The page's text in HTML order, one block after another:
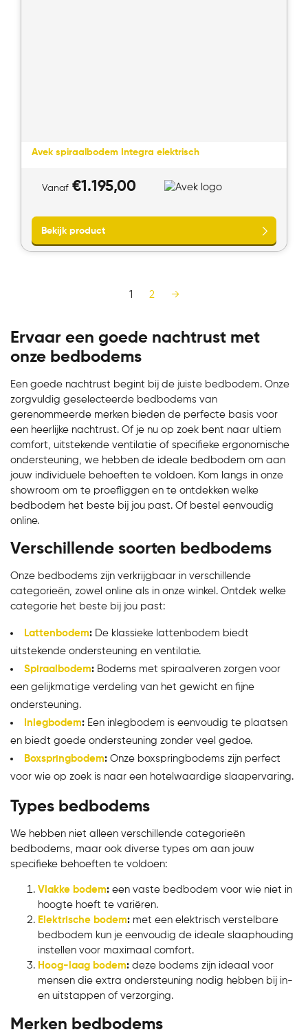
Avek spiraalbodem Integra elektrisch
Vanaf €1.195,00
Bekijk product
1 2 →
Ervaar een goede nachtrust met
onze bedbodems
Een goede nachtrust begint bij de juiste bedbodem. Onze
zorgvuldig geselecteerde bedbodems van
gerenommeerde merken bieden de perfecte basis voor
een heerlijke nachtrust. Of je nu op zoek bent naar ultiem
comfort, uitstekende ventilatie of specifieke ergonomische
ondersteuning, we hebben de ideale bedbodem om aan
jouw individuele behoeften te voldoen. Kom langs in onze
showroom om te proefliggen en te ontdekken welke
bedbodem het beste bij jou past. Of bestel eenvoudig
online.
Verschillende soorten bedbodems
Onze bedbodems zijn verkrijgbaar in verschillende
categorieën, zowel online als in onze winkel. Ontdek welke
categorie het beste bij jou past:
Lattenbodem: De klassieke lattenbodem biedt
uitstekende ondersteuning en ventilatie.
Spiraalbodem: Bodems met spiraalveren zorgen voor
een gelijkmatige verdeling van het gewicht en fijne
ondersteuning.
Inlegbodem: Een inlegbodem is eenvoudig te plaatsen
en biedt goede ondersteuning zonder veel gedoe.
Boxspringbodem: Onze boxspringbodems zijn perfect
voor wie op zoek is naar een hotelwaardige slaapervaring.
Types bedbodems
We hebben niet alleen verschillende categorieën
bedbodems, maar ook diverse types om aan jouw
specifieke behoeften te voldoen:
Vlakke bodem: een vaste bedbodem voor wie niet in
hoogte hoeft te variëren.
Elektrische bodem: met een elektrisch verstelbare
bedbodem kun je eenvoudig de ideale slaaphouding
instellen voor maximaal comfort.
Hoog-laag bodem: deze bodems zijn ideaal voor
mensen die extra ondersteuning nodig hebben bij in-
en uitstappen of verzorging.
Merken bedbodems